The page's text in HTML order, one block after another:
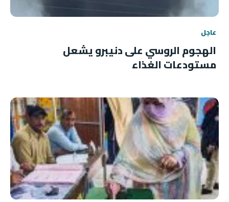
عاجل
الهجوم الروسي على دنيبرو يشعل
مستودعات الغذاء